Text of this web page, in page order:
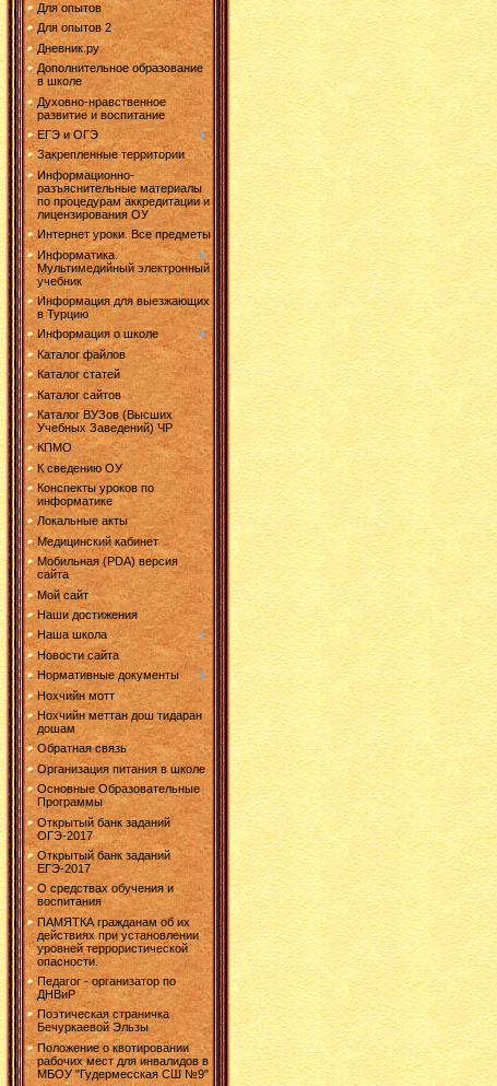
Для опытов
Для опытов 2
Дневник.ру
Дополнительное образование
в школе
Духовно-нравственное
развитие и воспитание
ЕГЭ и ОГЭ
Закрепленные территории
Информационно-
разъяснительные материалы
по процедурам аккредитации и
лицензирования ОУ
Интернет уроки. Все предметы
Информатика.
Мультимедийный электронный
учебник
Информация для выезжающих
в Турцию
Информация о школе
Каталог файлов
Каталог статей
Каталог сайтов
Каталог ВУЗов (Высших
Учебных Заведений) ЧР
КПМО
К сведению ОУ
Конспекты уроков по
информатике
Локальные акты
Медицинский кабинет
Мобильная (PDA) версия
сайта
Мой сайт
Наши достижения
Наша школа
Новости сайта
Нормативные документы
Нохчийн мотт
Нохчийн меттан дош тидаран
дошам
Обратная связь
Организация питания в школе
Основные Образовательные
Программы
Открытый банк заданий
ОГЭ-2017
Открытый банк заданий
ЕГЭ-2017
О средствах обучения и
воспитания
ПАМЯТКА гражданам об их
действиях при установлении
уровней террористической
опасности.
Педагог - организатор по
ДНВиР
Поэтическая страничка
Бечуркаевой Эльзы
Положение о квотировании
рабочих мест для инвалидов в
МБОУ "Гудермесская СШ №9"